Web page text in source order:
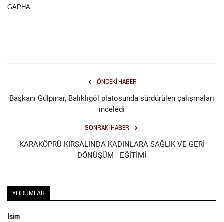
Kültür Sanat
GAPHA
ÖNCEKI HABER
Başkanı Gülpınar, Balıklıgöl platosunda sürdürülen çalışmaları
inceledi
SONRAKI HABER
KARAKÖPRÜ KIRSALINDA KADINLARA SAĞLIK VE GERİ
DÖNÜŞÜM EĞİTİMİ
YORUMLAR
İsim